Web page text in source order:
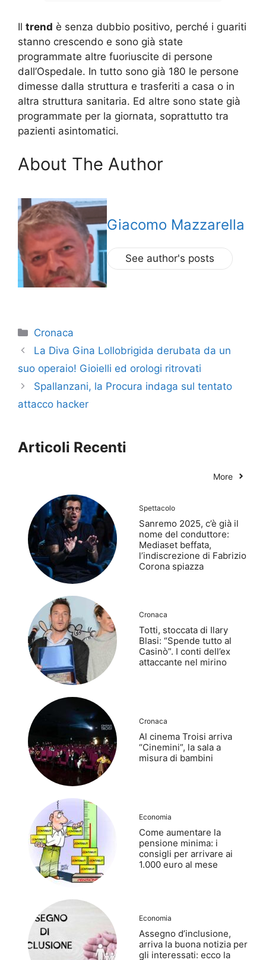
Il trend è senza dubbio positivo, perché i guariti
stanno crescendo e sono già state
programmate altre fuoriuscite di persone
dall’Ospedale. In tutto sono già 180 le persone
dimesse dalla struttura e trasferiti a casa o in
altra struttura sanitaria. Ed altre sono state già
programmate per la giornata, soprattutto tra
pazienti asintomatici.
About The Author
Giacomo Mazzarella
See author's posts
Categorie
Cronaca
La Diva Gina Lollobrigida derubata da un
suo operaio! Gioielli ed orologi ritrovati
Spallanzani, la Procura indaga sul tentato
attacco hacker
Articoli Recenti
More
Spettacolo
Sanremo 2025, c’è già il
nome del conduttore:
Mediaset beffata,
l’indiscrezione di Fabrizio
Corona spiazza
Cronaca
Totti, stoccata di Ilary
Blasi: “Spende tutto al
Casinò”. I conti dell’ex
attaccante nel mirino
Cronaca
Al cinema Troisi arriva
“Cinemini”, la sala a
misura di bambini
Economia
Come aumentare la
pensione minima: i
consigli per arrivare ai
1.000 euro al mese
Economia
Assegno d’inclusione,
arriva la buona notizia per
gli interessati: ecco la